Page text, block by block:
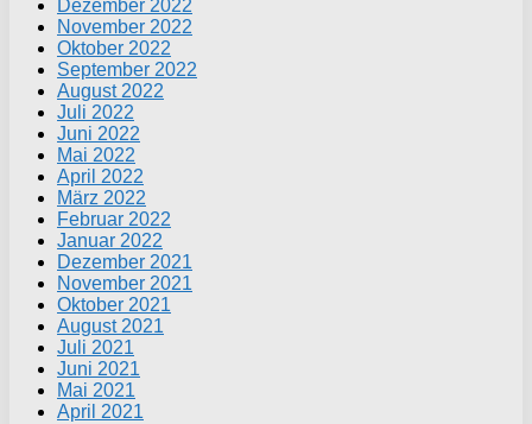
Dezember 2022
November 2022
Oktober 2022
September 2022
August 2022
Juli 2022
Juni 2022
Mai 2022
April 2022
März 2022
Februar 2022
Januar 2022
Dezember 2021
November 2021
Oktober 2021
August 2021
Juli 2021
Juni 2021
Mai 2021
April 2021